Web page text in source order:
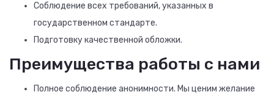
Соблюдение всех требований, указанных в
государственном стандарте.
Подготовку качественной обложки.
Преимущества работы с нами
Полное соблюдение анонимности. Мы ценим желание